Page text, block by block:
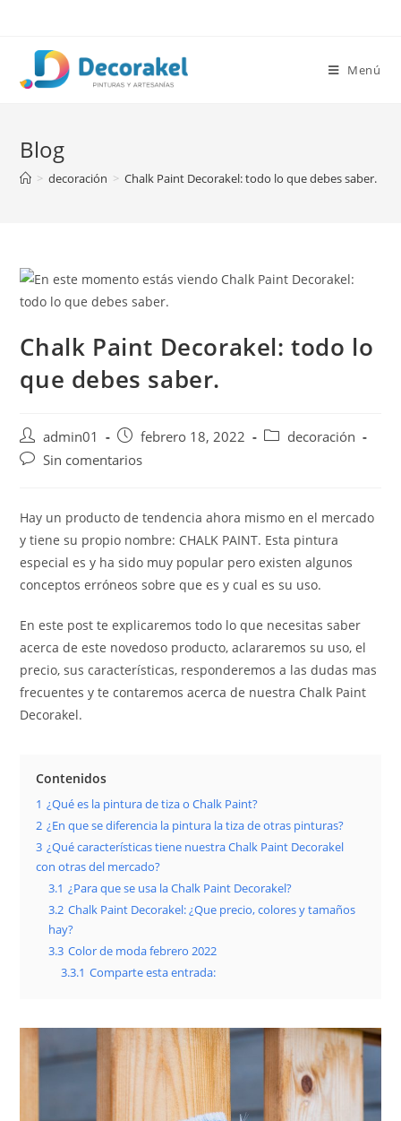
contenido
Menú
Blog
> decoración > Chalk Paint Decorakel: todo lo que debes saber.
Chalk Paint Decorakel: todo lo
que debes saber.
Autor
de
admin01
Publicación
de
febrero 18, 2022
Categoría
decoración
Comentarios
entrada:
Sin comentarios
Hay un producto de tendencia ahora mismo en el mercado
y tiene su propio nombre: CHALK PAINT. Esta pintura
especial es y ha sido muy popular pero existen algunos
conceptos erróneos sobre que es y cual es su uso.
En este post te explicaremos todo lo que necesitas saber
acerca de este novedoso producto, aclararemos su uso, el
precio, sus características, responderemos a las dudas mas
frecuentes y te contaremos acerca de nuestra Chalk Paint
Decorakel.
Contenidos
1 ¿Qué es la pintura de tiza o Chalk Paint?
2 ¿En que se diferencia la pintura la tiza de otras pinturas?
3 ¿Qué características tiene nuestra Chalk Paint Decorakel
con otras del mercado?
3.1 ¿Para que se usa la Chalk Paint Decorakel?
3.2 Chalk Paint Decorakel: ¿Que precio, colores y tamaños
hay?
3.3 Color de moda febrero 2022
3.3.1 Comparte esta entrada: